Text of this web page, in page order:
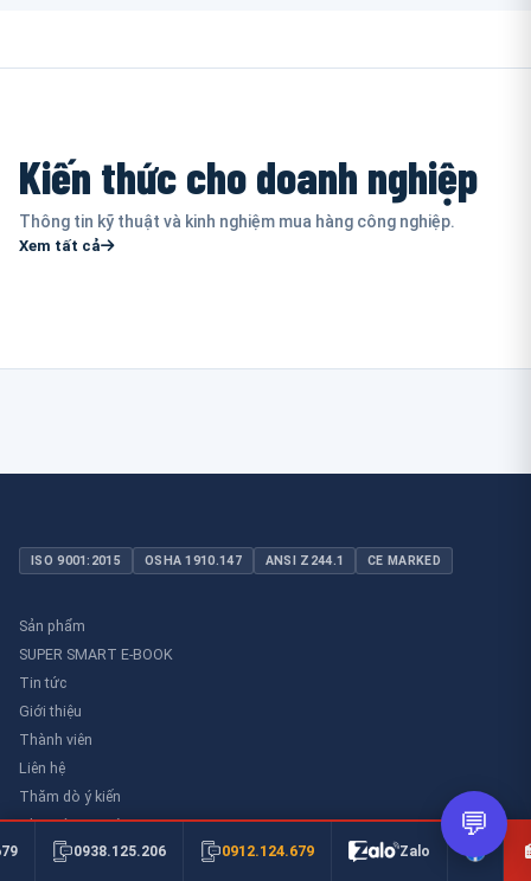
Kiến thức cho doanh nghiệp
Thông tin kỹ thuật và kinh nghiệm mua hàng công nghiệp.
Xem tất cả
ISO 9001:2015 OSHA 1910.147 ANSI Z244.1 CE MARKED
Sản phẩm
SUPER SMART E-BOOK
Tin tức
Giới thiệu
Thành viên
Liên hệ
Thăm dò ý kiến
Thư viên an toàn
0938.125.206 0912.124.679 Zalo
💬